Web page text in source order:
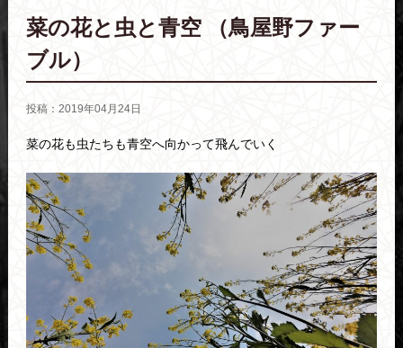
菜の花と虫と青空 （鳥屋野ファー
ブル）
投稿：2019年04月24日
菜の花も虫たちも青空へ向かって飛んでいく